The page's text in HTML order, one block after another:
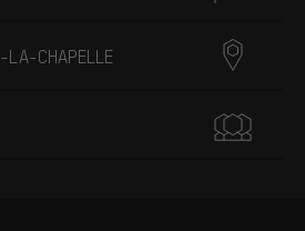
LA-CHAPELLE